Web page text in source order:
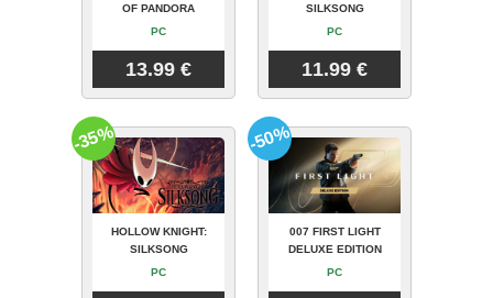
OF PANDORA
PC
13.99 €
SILKSONG
PC
11.99 €
HOLLOW KNIGHT:
SILKSONG
PC
-35%
007 FIRST LIGHT
DELUXE EDITION
PC
-50%